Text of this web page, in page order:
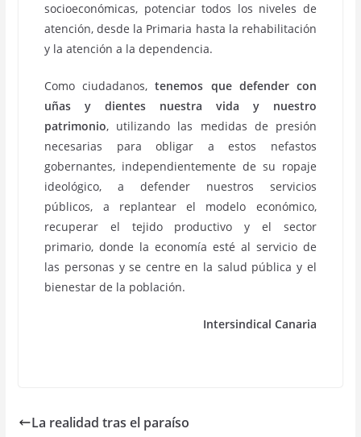
socioeconómicas, potenciar todos los niveles de
atención, desde la Primaria hasta la rehabilitación
y la atención a la dependencia.
Como ciudadanos,tenemos que defender con
uñas y dientes nuestra vida y nuestro
patrimonio, utilizando las medidas de presión
necesarias para obligar a estos nefastos
gobernantes, independientemente de su ropaje
ideológico, a defender nuestros servicios
públicos, a replantear el modelo económico,
recuperar el tejido productivo y el sector
primario, donde la economía esté al servicio de
las personas y se centre en la salud pública y el
bienestar de la población.
Intersindical Canaria
La realidad tras el paraíso